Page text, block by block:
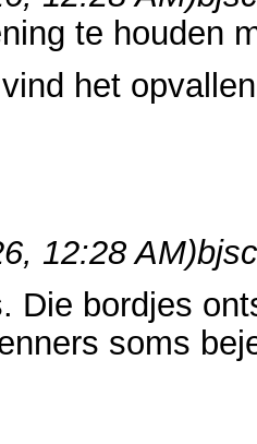
te houden
het
12:28 AM)
Die bordjes
soms